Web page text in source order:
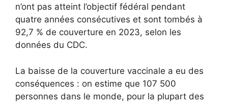
n’ont pas atteint l’objectif fédéral pendant
quatre années consécutives et sont tombés à
92,7 % de couverture en 2023, selon les
données du CDC.
La baisse de la couverture vaccinale a eu des
conséquences : on estime que 107 500
personnes dans le monde, pour la plupart des